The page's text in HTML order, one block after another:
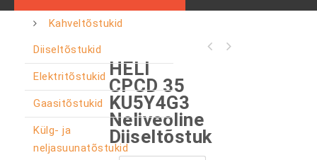
Kahveltõstukid
Diiseltõstukid
Elektritõstukid
Gaasitõstukid
Külg- ja
neljasuunatõstukid
HELI
CPCD 35
KU5Y4G3
Neliveoline
Diiseltõstuk